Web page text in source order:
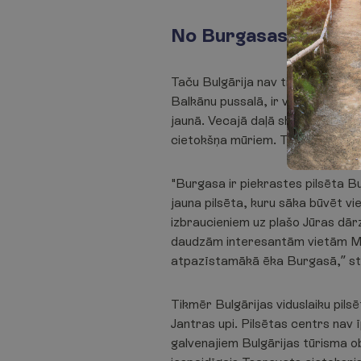
No Burgasas jahtu
Taču Bulgārija nav tikai
Balkānu pussalā, ir vērts
jaunā. Vecajā daļā skatāms,
cietokšņa mūriem. Tikmēr
"Burgasa ir piekrastes pilsēta
jauna pilsēta, kuru sāka būvēt
izbraucieniem uz plašo Jūras
daudzām interesantām vietām
atpazīstamākā ēka Burgasā,”
Tikmēr Bulgārijas viduslaiku
Jantras upi. Pilsētas centrs nav
galvenajiem Bulgārijas tūrisma